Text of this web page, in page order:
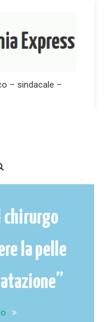
– sindacale –
chirurgo
la pelle